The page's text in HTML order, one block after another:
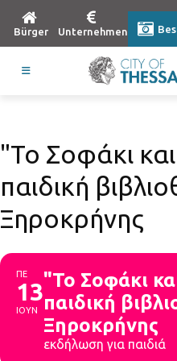
Bürger Unternehmen
"Το Σοφάκι
παιδική
Ξηροκρήνης
ΠΕ
13
ΙΟΥΝ
"Το Σοφάκι
παιδική
Ξηροκρήνης
εκδήλωση για παιδιά